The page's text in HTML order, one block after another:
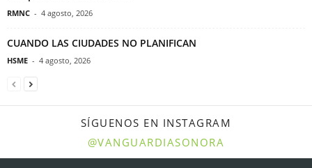
RMNC - 4 agosto, 2026
CUANDO LAS CIUDADES NO PLANIFICAN
HSME - 4 agosto, 2026
SÍGUENOS EN INSTAGRAM
@VANGUARDIASONORA